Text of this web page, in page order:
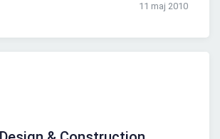
11 maj 2010